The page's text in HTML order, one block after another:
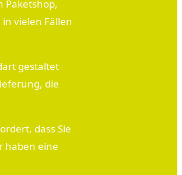
Paketshop,
vielen Fällen
gestaltet
die
dass Sie
haben eine